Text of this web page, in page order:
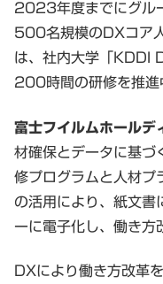
2023年度までにグル
500名規模のDXコア
は、社内大学「KDDI
200時間の研修を推進
富士フイルムホールデ
材確保とデータに基づ
修プログラムと人材プ
の活用により、紙文書
ーに電子化し、働き方
DXにより働き方改革